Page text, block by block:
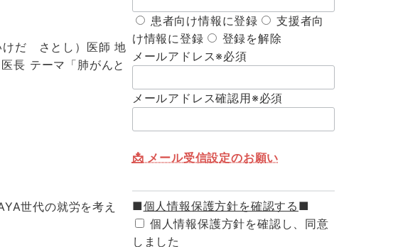
けだ さとし）医師 地
長 テーマ「肺がんと
世代の就労を考え
患者向け情報に登録
支援者向
け情報に登録
登録を解除
メールアドレス※必須
メールアドレス確認用※必須
📩 メール受信設定のお願い
■個人情報保護方針を確認する ■
個人情報保護方針を確認し、同意
しました